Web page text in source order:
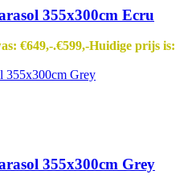
355x300cm Ecru
€649,-.€599,-Huidige prijs is:
355x300cm Grey